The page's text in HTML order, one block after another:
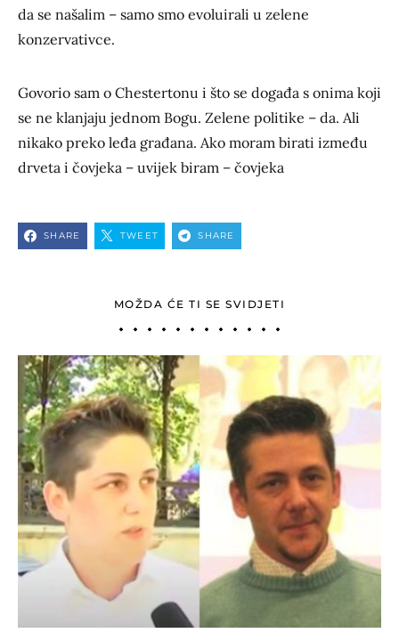
da se našalim – samo smo evoluirali u zelene
konzervativce.
Govorio sam o Chestertonu i što se događa s onima koji
se ne klanjaju jednom Bogu. Zelene politike – da. Ali
nikako preko leđa građana. Ako moram birati između
drveta i čovjeka – uvijek biram – čovjeka
SHARE TWEET SHARE
MOŽDA ĆE TI SE SVIDJETI